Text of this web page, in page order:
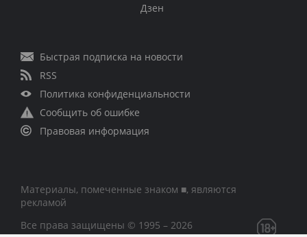
Дзен
Быстрая подписка на новости
RSS
Политика конфиденциальности
Сообщить об ошибке
Правовая информация
Материалы, помеченные знаком ■, являются
рекламой
Все права защищены © 1995 – 2026